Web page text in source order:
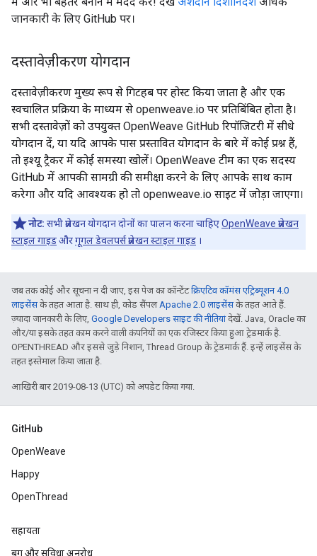
जानकारी के लिए GitHub पर।
दस्तावेज़ीकरण योगदान
दस्तावेज़ीकरण मुख्य रूप से गिटहब पर होस्ट किया जाता है और एक
स्वचालित प्रक्रिया के माध्यम से openweave.io पर प्रतिबिंबित होता है।
सभी दस्तावेज़ों को उपयुक्त OpenWeave GitHub रिपॉजिटरी में सीधे
योगदान दें, या यदि आपके पास प्रस्तावित योगदान के बारे में कोई प्रश्न हैं,
तो इश्यू ट्रैकर में कोई समस्या खोलें। OpenWeave टीम का एक सदस्य
GitHub में आपकी सामग्री की समीक्षा करने के लिए आपके साथ काम
करेगा और यदि आवश्यक हो तो openweave.io साइट में जोड़ा जाएगा।
नोट: सभी प्रलेखन योगदान दोनों का पालन करना चाहिएOpenWeave प्रलेखन
स्टाइल गाइडऔरगूगल डेवलपर्स प्रलेखन स्टाइल गाइड ।
जब तक कोई और सूचना न दी जाए, इस पेज का कॉन्टेंटक्रिएटिव कॉमंस एट्रिब्यूशन 4.0
लाइसेंसके तहत आता है. साथ ही, कोड सैंपलApache 2.0 लाइसेंसके तहत आते हैं.
ज़्यादा जानकारी के लिए, Google Developers साइट की नीतियांदेखें. Java, Oracle का
और/या इसके तहत काम करने वाली कंपनियों का एक रजिस्टर किया हुआ ट्रेडमार्क है.
OPENTHREAD और इससे जुड़े निशान, Thread Group के ट्रेडमार्क हैं. इन्हें लाइसेंस के
तहत इस्तेमाल किया जाता है.
आखिरी बार 2019-08-13 (UTC) को अपडेट किया गया.
GitHub
OpenWeave
Happy
OpenThread
सहायता
बग और सुविधा अनुरोध